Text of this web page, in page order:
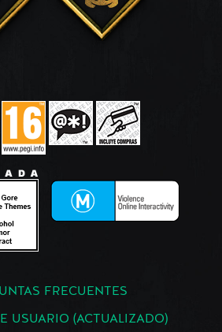
FRECUENTES
USUARIO (ACTUALIZADO)